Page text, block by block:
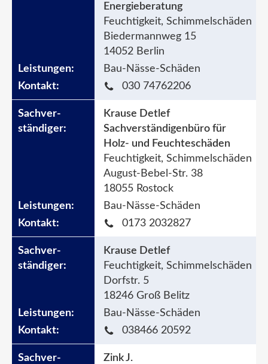
Energieberatung
Feuchtigkeit, Schimmelschäden
Biedermannweg 15
14052 Berlin
Bau-Nässe-Schäden
030 74762206
Krause Detlef
Sachverständigenbüro für
Holz- und Feuchteschäden
Feuchtigkeit, Schimmelschäden
August-Bebel-Str. 38
18055 Rostock
Bau-Nässe-Schäden
0173 2032827
Krause Detlef
Feuchtigkeit, Schimmelschäden
Dorfstr. 5
18246 Groß Belitz
Bau-Nässe-Schäden
038466 20592
Zink J.